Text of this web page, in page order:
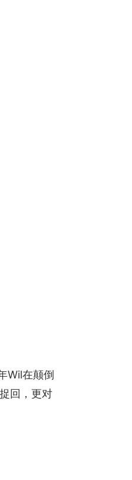
Wil在颠倒
回，更对